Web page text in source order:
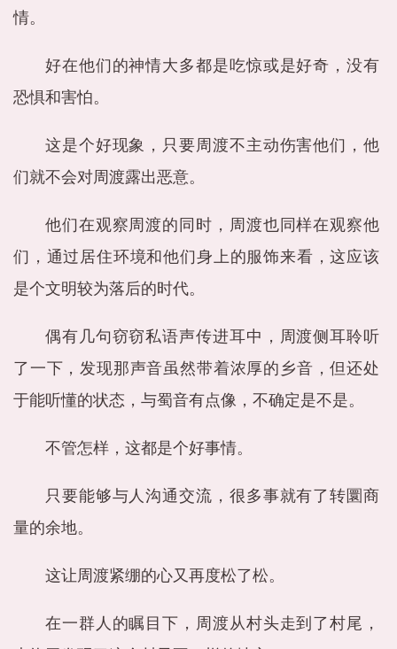
情。
好在他们的神情大多都是吃惊或是好奇，没有
恐惧和害怕。
这是个好现象，只要周渡不主动伤害他们，他
们就不会对周渡露出恶意。
他们在观察周渡的同时，周渡也同样在观察他
们，通过居住环境和他们身上的服饰来看，这应该
是个文明较为落后的时代。
偶有几句窃窃私语声传进耳中，周渡侧耳聆听
了一下，发现那声音虽然带着浓厚的乡音，但还处
于能听懂的状态，与蜀音有点像，不确定是不是。
不管怎样，这都是个好事情。
只要能够与人沟通交流，很多事就有了转圜商
量的余地。
这让周渡紧绷的心又再度松了松。
在一群人的瞩目下，周渡从村头走到了村尾，